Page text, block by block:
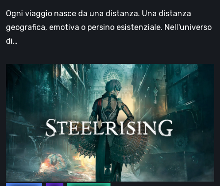
il
Ogni viaggio nasce da una distanza. Una distanza
geografica, emotiva o persino esistenziale. Nell'universo
di…
Steelrising,
recensione:
rivoluzione
sotto
ingranaggi